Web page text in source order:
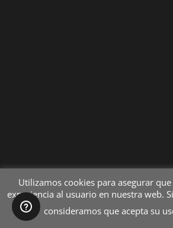
Utilizamos cookies para asegurar
experiencia al usuario en nuestra web.
consideramos que acepta su